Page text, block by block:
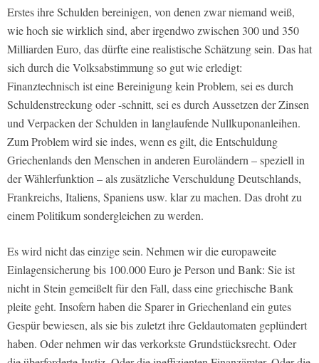
Erstes ihre Schulden bereinigen, von denen zwar niemand weiß,
wie hoch sie wirklich sind, aber irgendwo zwischen 300 und 350
Milliarden Euro, das dürfte eine realistische Schätzung sein. Das hat
sich durch die Volksabstimmung so gut wie erledigt:
Finanztechnisch ist eine Bereinigung kein Problem, sei es durch
Schuldenstreckung oder -schnitt, sei es durch Aussetzen der Zinsen
und Verpacken der Schulden in langlaufende Nullkuponanleihen.
Zum Problem wird sie indes, wenn es gilt, die Entschuldung
Griechenlands den Menschen in anderen Euroländern – speziell in
der Wählerfunktion – als zusätzliche Verschuldung Deutschlands,
Frankreichs, Italiens, Spaniens usw. klar zu machen. Das droht zu
einem Politikum sondergleichen zu werden.
Es wird nicht das einzige sein. Nehmen wir die europaweite
Einlagensicherung bis 100.000 Euro je Person und Bank: Sie ist
nicht in Stein gemeißelt für den Fall, dass eine griechische Bank
pleite geht. Insofern haben die Sparer in Griechenland ein gutes
Gespür bewiesen, als sie bis zuletzt ihre Geldautomaten geplündert
haben. Oder nehmen wir das verkorkste Grundstücksrecht. Oder